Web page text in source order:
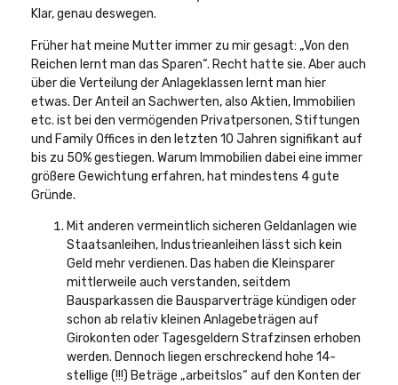
Klar, genau deswegen.
Früher hat meine Mutter immer zu mir gesagt: „Von den
Reichen lernt man das Sparen“. Recht hatte sie. Aber auch
über die Verteilung der Anlageklassen lernt man hier
etwas. Der Anteil an Sachwerten, also Aktien, Immobilien
etc. ist bei den vermögenden Privatpersonen, Stiftungen
und Family Offices in den letzten 10 Jahren signifikant auf
bis zu 50% gestiegen. Warum Immobilien dabei eine immer
größere Gewichtung erfahren, hat mindestens 4 gute
Gründe.
Mit anderen vermeintlich sicheren Geldanlagen wie
Staatsanleihen, Industrieanleihen lässt sich kein
Geld mehr verdienen. Das haben die Kleinsparer
mittlerweile auch verstanden, seitdem
Bausparkassen die Bausparverträge kündigen oder
schon ab relativ kleinen Anlagebeträgen auf
Girokonten oder Tagesgeldern Strafzinsen erhoben
werden. Dennoch liegen erschreckend hohe 14-
stellige (!!!) Beträge „arbeitslos“ auf den Konten der